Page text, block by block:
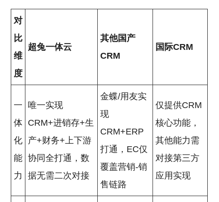
对
比
维
度
超兔一体云
其他国产
CRM
国际CRM
一
体
化
能
力
唯一实现
CRM+进销存+生
产+财务+上下游
协同全打通，数
据无需二次对接
金蝶/用友实
现
CRM+ERP
打通，EC仅
覆盖营销-销
售链路
仅提供CRM
核心功能，
其他能力需
对接第三方
应用实现